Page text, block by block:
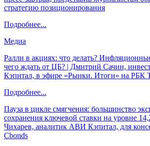
стратегию позиционирования
Подробнее...
Медиа
Ралли в акциях: что делать?
чего ждать от ЦБ? | Дмитрий Сачин,
Кэпитал, в эфире «Рынки. Итоги» на РБК
Подробнее...
Пауза в цикле смягчения: большинство
сохранения ключевой ставки на уровне
Чихарев, аналитик АВИ Кэпитал, для
Cbonds